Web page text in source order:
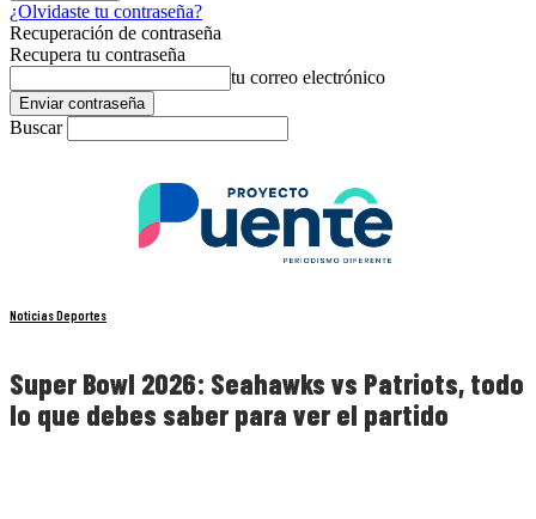
¿Olvidaste tu contraseña?
Recuperación de contraseña
Recupera tu contraseña
tu correo electrónico
Buscar
Noticias Deportes
Super Bowl 2026: Seahawks vs Patriots, todo
lo que debes saber para ver el partido